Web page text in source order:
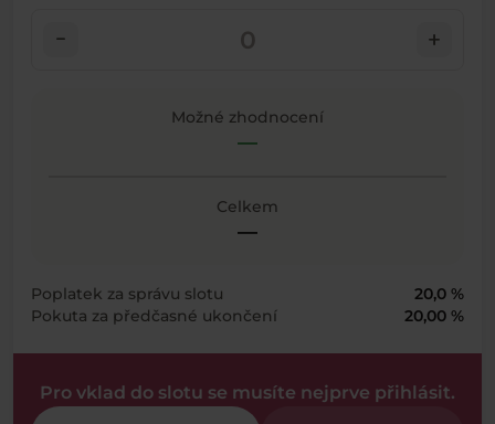
check_indeterminate_small add
Možné zhodnocení
—
Celkem
—
Poplatek za správu slotu
20,0 %
Pokuta za předčasné ukončení
20,00 %
Pro vklad do slotu se musíte nejprve přihlásit.